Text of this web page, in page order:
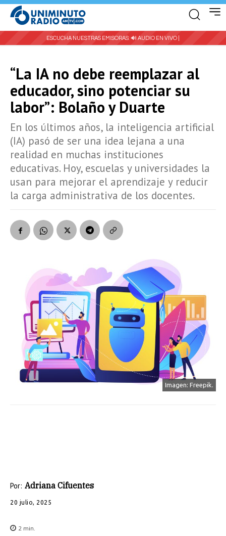
ESCUCHA NUESTRAS EMISORAS: 🔊 AUDIO EN VIVO |
“La IA no debe reemplazar al
educador, sino potenciar su
labor”: Bolaño y Duarte
En los últimos años, la inteligencia artificial
(IA) pasó de ser una idea lejana a una
realidad en muchas instituciones
educativas. Hoy, escuelas y universidades la
usan para mejorar el aprendizaje y reducir
la carga administrativa de los docentes.
Imagen: Freepik.
Por: Adriana Cifuentes
20 julio, 2025
2 min.